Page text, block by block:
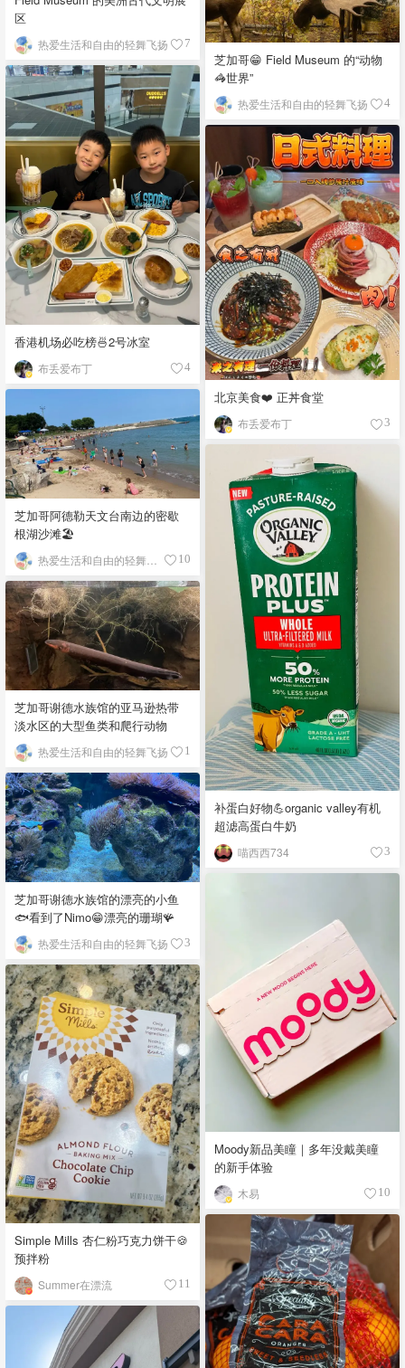
区
热爱生活和自由的轻舞飞扬 7
芝加哥😁 Field Museum 的“动物
🦓世界”
热爱生活和自由的轻舞飞扬 4
香港机场必吃榜🍜2号冰室
布丢爱布丁 4
北京美食❤️ 正丼食堂
布丢爱布丁 3
芝加哥阿德勒天文台南边的密歇
根湖沙滩🏖️
10
补蛋白好物💪organic valley有机
超滤高蛋白牛奶
喵西西734 3
芝加哥谢德水族馆的亚马逊热带
淡水区的大型鱼类和爬行动物
热爱生活和自由的轻舞飞扬 1
芝加哥谢德水族馆的漂亮的小鱼
🐟看到了Nimo😁漂亮的珊瑚🪸
热爱生活和自由的轻舞飞扬 3
Moody新品美瞳｜多年没戴美瞳
的新手体验
木易 10
Simple Mills 杏仁粉巧克力饼干🍪
预拌粉
Summer在漂流 11